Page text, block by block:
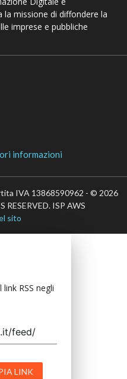
la missione di diffondere la
imprese e pubbliche
informazioni
IVA 13868590962 - © 2026
ISP AWS
sito
RSS negli
LINK